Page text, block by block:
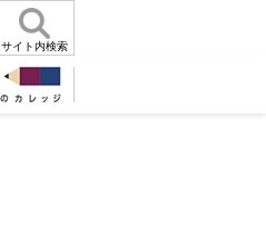
サイト内検索